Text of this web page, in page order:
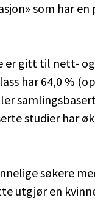
som har
er gitt til nett-
har 64,0 %
studier har
søkere
utgjør en